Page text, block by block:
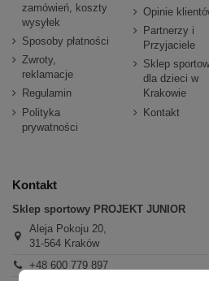
zamówień, koszty
wysyłek
Sposoby płatności
Zwroty,
reklamacje
Regulamin
Polityka
prywatności
Opinie
Partnerzy i
Przyjaciele
Sklep
dla dzieci w
Krakowie
Kontakt
Kontakt
Sklep sportowy PROJEKT JUNIOR
Aleja Pokoju 20,
31-564 Kraków
+48 600 779 897